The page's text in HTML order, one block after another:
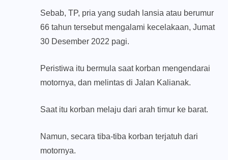
Sebab, TP, pria yang sudah lansia atau berumur
66 tahun tersebut mengalami kecelakaan, Jumat
30 Desember 2022 pagi.
Peristiwa itu bermula saat korban mengendarai
motornya, dan melintas di Jalan Kalianak.
Saat itu korban melaju dari arah timur ke barat.
Namun, secara tiba-tiba korban terjatuh dari
motornya.